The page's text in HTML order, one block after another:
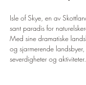
Isle of Skye, en av
sant paradis for
Med sine dramatiske
og sjarmerende
severdigheter og aktiviteter.